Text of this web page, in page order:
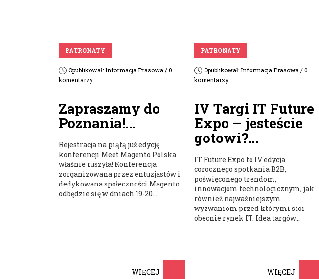
PATRONATY
Opublikował:Informacja Prasowa / 0
komentarzy
Zapraszamy do
Poznania!...
Rejestracja na piątą już edycję
konferencji Meet Magento Polska
właśnie ruszyła! Konferencja
zorganizowana przez entuzjastów i
dedykowana społeczności Magento
odbędzie się w dniach 19-20...
WIĘCEJ
PATRONATY
Opublikował:Informacja Prasowa / 0
komentarzy
IV Targi IT Future
Expo – jesteście
gotowi?...
IT Future Expo to IV edycja
corocznego spotkania B2B,
poświęconego trendom,
innowacjom technologicznym, jak
również najważniejszym
wyzwaniom przed którymi stoi
obecnie rynek IT. Idea targów...
WIĘCEJ